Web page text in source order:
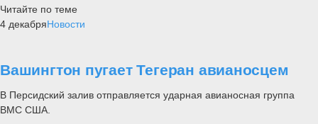
Читайте по теме
4 декабряНовости
Вашингтон пугает Тегеран авианосцем
В Персидский залив отправляется ударная авианосная группа
ВМС США.